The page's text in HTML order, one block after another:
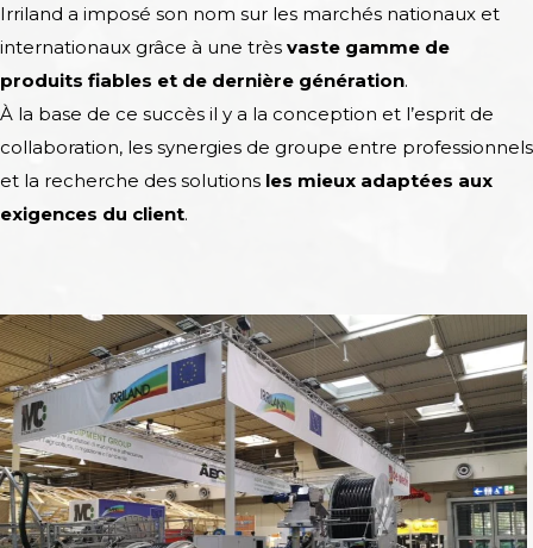
Irriland a imposé son nom sur les marchés nationaux et
internationaux grâce à une très vaste gamme de
produits fiables et de dernière génération.
À la base de ce succès il y a la conception et l’esprit de
collaboration, les synergies de groupe entre professionnels
et la recherche des solutions les mieux adaptées aux
exigences du client.